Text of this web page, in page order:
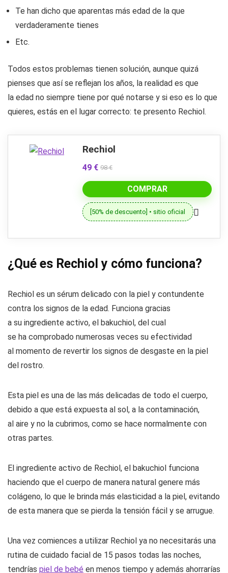
Te han dicho que aparentas más edad de la que
verdaderamente tienes
Etc.
Todos estos problemas tienen solución, aunque quizá
pienses que así se reflejan los años, la realidad es que
la edad no siempre tiene por qué notarse y si eso es lo que
quieres, estás en el lugar correcto: te presento Rechiol.
Rechiol
49 € 98 €
COMPRAR
[50% de descuento] • sitio oficial
¿Qué es Rechiol y cómo funciona?
Rechiol es un sérum delicado con la piel y contundente
contra los signos de la edad. Funciona gracias
a su ingrediente activo, el bakuchiol, del cual
se ha comprobado numerosas veces su efectividad
al momento de revertir los signos de desgaste en la piel
del rostro.
Esta piel es una de las más delicadas de todo el cuerpo,
debido a que está expuesta al sol, a la contaminación,
al aire y no la cubrimos, como se hace normalmente con
otras partes.
El ingrediente activo de Rechiol, el bakuchiol funciona
haciendo que el cuerpo de manera natural genere más
colágeno, lo que le brinda más elasticidad a la piel, evitando
de esta manera que se pierda la tensión fácil y se arrugue.
Una vez comiences a utilizar Rechiol ya no necesitarás una
rutina de cuidado facial de 15 pasos todas las noches,
tendrías piel de bebé en menos tiempo y además ahorrarías